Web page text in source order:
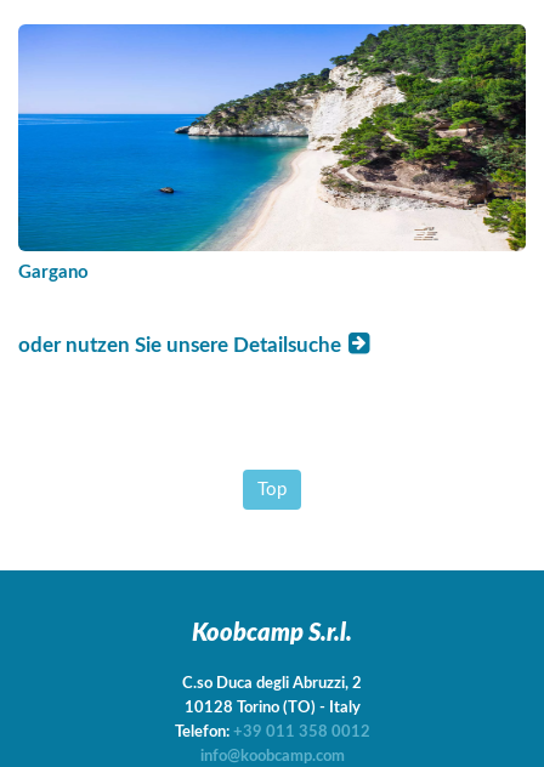
Gargano
oder nutzen Sie unsere Detailsuche
Top
Koobcamp S.r.l.
C.so Duca degli Abruzzi, 2
10128 Torino (TO) - Italy
Telefon: +39 011 358 0012
info@koobcamp.com